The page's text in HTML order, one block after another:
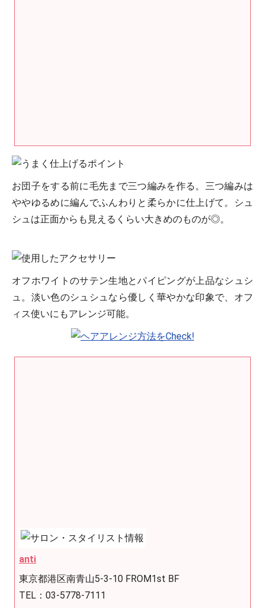
お団子をする前に毛先まで三つ編みを作る。三つ編みは
ややゆるめに編んでふんわりと柔らかに仕上げて。シュ
シュは正面からも見えるくらい大きめのものが◎。
オフホワイトのサテン生地とパイピングが上品なシュシ
ュ。淡い色のシュシュなら優しく華やかな印象で、オフ
ィス使いにもアレンジ可能。
anti
東京都港区南青山5-3-10 FROM1st BF
TEL：03-5778-7111